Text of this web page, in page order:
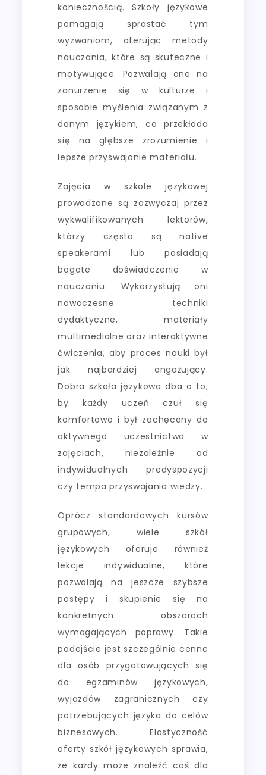
koniecznością. Szkoły językowe
pomagają sprostać tym
wyzwaniom, oferując metody
nauczania, które są skuteczne i
motywujące. Pozwalają one na
zanurzenie się w kulturze i
sposobie myślenia związanym z
danym językiem, co przekłada
się na głębsze zrozumienie i
lepsze przyswajanie materiału.
Zajęcia w szkole językowej
prowadzone są zazwyczaj przez
wykwalifikowanych lektorów,
którzy często są native
speakerami lub posiadają
bogate doświadczenie w
nauczaniu. Wykorzystują oni
nowoczesne techniki
dydaktyczne, materiały
multimedialne oraz interaktywne
ćwiczenia, aby proces nauki był
jak najbardziej angażujący.
Dobra szkoła językowa dba o to,
by każdy uczeń czuł się
komfortowo i był zachęcany do
aktywnego uczestnictwa w
zajęciach, niezależnie od
indywidualnych predyspozycji
czy tempa przyswajania wiedzy.
Oprócz standardowych kursów
grupowych, wiele szkół
językowych oferuje również
lekcje indywidualne, które
pozwalają na jeszcze szybsze
postępy i skupienie się na
konkretnych obszarach
wymagających poprawy. Takie
podejście jest szczególnie cenne
dla osób przygotowujących się
do egzaminów językowych,
wyjazdów zagranicznych czy
potrzebujących języka do celów
biznesowych. Elastyczność
oferty szkół językowych sprawia,
że każdy może znaleźć coś dla